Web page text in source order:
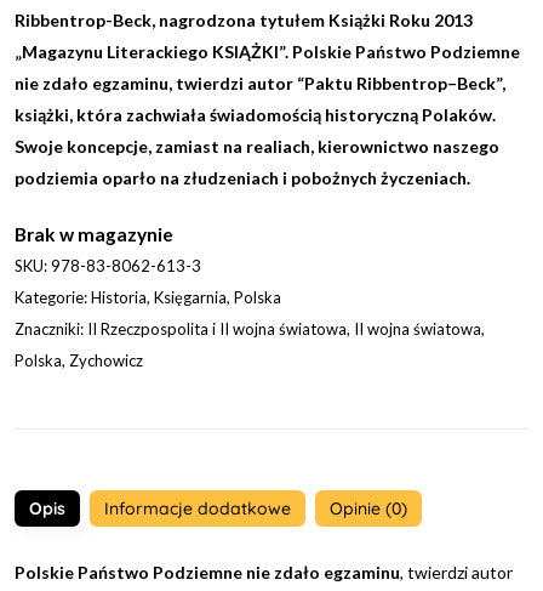
Ribbentrop-Beck, nagrodzona tytułem Książki Roku 2013
„Magazynu Literackiego KSIĄŻKI”. Polskie Państwo Podziemne
nie zdało egzaminu, twierdzi autor “Paktu Ribbentrop–Beck”,
książki, która zachwiała świadomością historyczną Polaków.
Swoje koncepcje, zamiast na realiach, kierownictwo naszego
podziemia oparło na złudzeniach i pobożnych życzeniach.
Brak w magazynie
SKU:978-83-8062-613-3
Kategorie:Historia, Księgarnia, Polska
Znaczniki: II Rzeczpospolita i II wojna światowa, II wojna światowa,
Polska, Zychowicz
Opis Informacje dodatkowe Opinie (0)
Polskie Państwo Podziemne nie zdało egzaminu, twierdzi autor